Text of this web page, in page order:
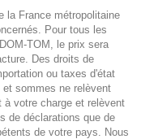
la France métropolitaine
Pour tous les
TOM, le prix sera
Des droits de
ou taxes d'état
sommes ne relèvent
à votre charge et relèvent
de déclarations que de
de votre pays. Nous